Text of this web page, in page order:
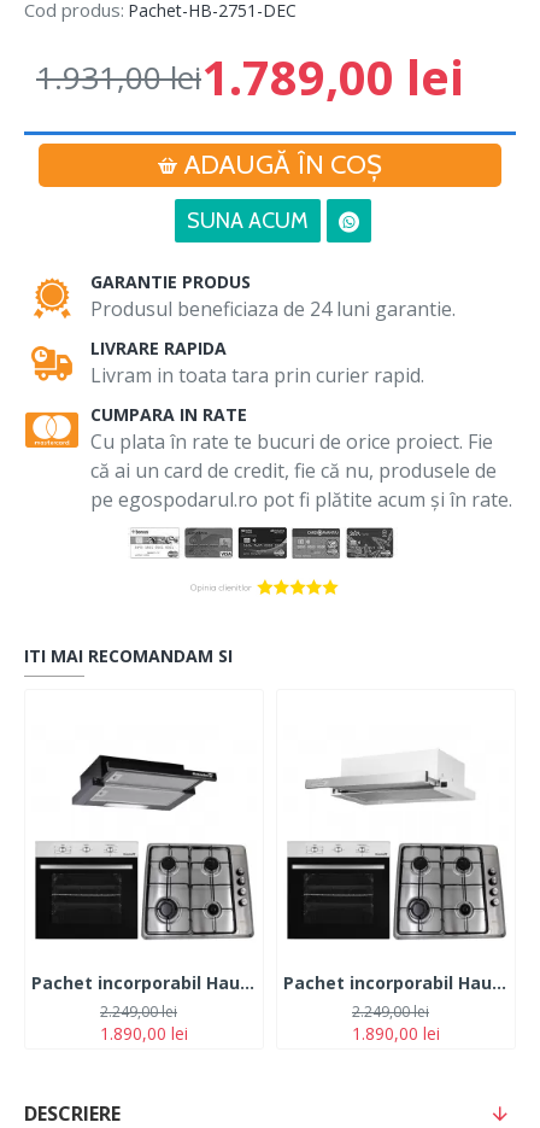
Cod produs: Pachet-HB-2751-DEC
1.789,00 lei
1.931,00 lei
ADAUGĂ ÎN COŞ
SUNA ACUM
GARANTIE PRODUS
Produsul beneficiaza de 24 luni garantie.
LIVRARE RAPIDA
Livram in toata tara prin curier rapid.
CUMPARA IN RATE
Cu plata în rate te bucuri de orice proiect. Fie
că ai un card de credit, fie că nu, produsele de
pe egospodarul.ro pot fi plătite acum și în rate.
ITI MAI RECOMANDAM SI
Pachet incorporabil Hausberg Cuptor HB-8053IN, Electric, Putere 2225 W, 71 l, 6 Functii, Ventilatie, Clasa A, Plita HB-580IN, 4 arzatoare, siguranta, Negru-Inox Hota HB-1285NG, 420 m3/h, 2 motoare, 60 cm, Negru-Inox
1.890,00 lei
2.249,00 lei
Pachet incorporabil Hausberg Cuptor HB-8053IN, Electric, Putere 2225 W, 71 l, 6 Functii, Ventilatie, Clasa A, Plita HB-580IN, 4 arzatoare, siguranta, Negru-Inox Hota HB-1285IN, 420 m3/h, 2 motoare, 60 cm, Negru-Inox
1.890,00 lei
2.249,00 lei
DESCRIERE